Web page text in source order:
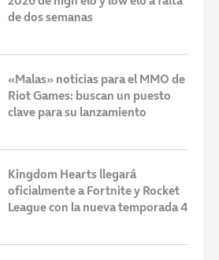
de dos semanas
«Malas» noticias para el MMO de
Riot Games: buscan un puesto
clave para su lanzamiento
Kingdom Hearts llegará
oficialmente a Fortnite y Rocket
League con la nueva temporada 4